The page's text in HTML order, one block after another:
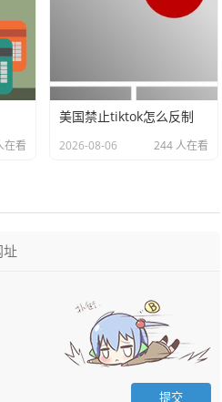
在看
美国禁止tiktok怎么反制
2026-08-06 244 人在看